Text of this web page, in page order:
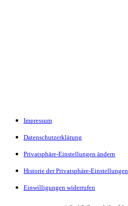
Impressum
Datenschutzerklärung
Privatsphäre-Einstellungen ändern
Historie der Privatsphäre-Einstellungen
Einwilligungen widerrufen